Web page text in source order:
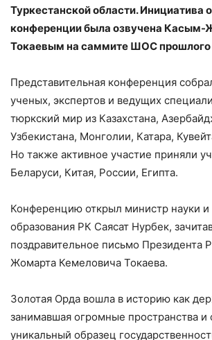
Туркестанской области. Инициатива
конференции была озвучена
Токаевым на саммите ШОС прошлого
Представительная конференция
ученых, экспертов и ведущих
тюркский мир из Казахстана,
Узбекистана, Монголии, Катара,
Но также активное участие приняли
Беларуси, Китая, России, Египта.
Конференцию открыл министр науки
образования РК Саясат Нурбек,
поздравительное письмо Президента
Жомарта Кемеловича Токаева.
Золотая Орда вошла в историю как
занимавшая огромные пространства
уникальный образец